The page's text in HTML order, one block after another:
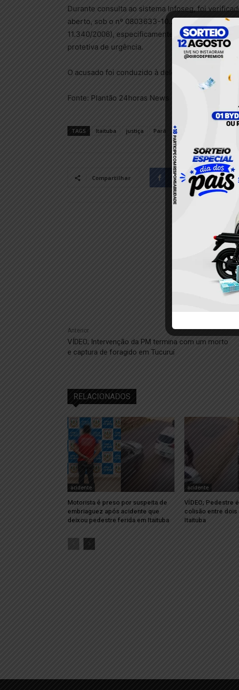
Durante consulta ao sistema Infoseg, foi
aberto, sob o nº 0803633-10.2024.8.14.0024,
11.340/2006), especificamente pelo artigo 24-A,
protetiva de urgência.
O acusado foi conduzido à delegacia para os
Fonte: Plantão 24horas News
TAGS Itaituba justiça Pará policia civil
Compartilhar Facebook
Anterior
VÍDEO; Intervenção da PM termina com um morto
e captura de foragido em Tucuruí
RELACIONADOS
acidente
Motorista é preso por suspeita de
embriaguez após acidente que
deixou pedestre ferida em Itaituba
acidente
VÍDEO; Pedestre
colisão entre dois
Itaituba